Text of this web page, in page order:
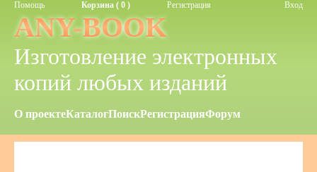
Помощь Корзина ( 0 ) Регистрация Вход
ANY-BOOK
Изготовление электронных
копий любых изданий
О проектеКаталогПоискРегистрацияФорум